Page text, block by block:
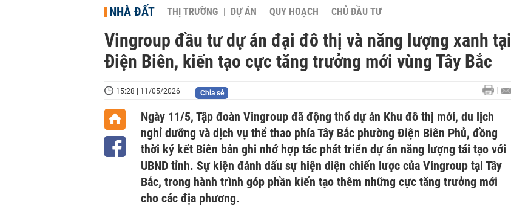
NHÀ ĐẤT THỊ TRƯỜNG DỰ ÁN QUY HOẠCH CHỦ ĐẦU TƯ
Vingroup đầu tư dự án đại đô thị và năng lượng xanh tại
Điện Biên, kiến tạo cực tăng trưởng mới vùng Tây Bắc
15:28 | 11/05/2026 Chia sẻ
Ngày 11/5, Tập đoàn Vingroup đã động thổ dự án Khu đô thị mới, du lịch
nghỉ dưỡng và dịch vụ thể thao phía Tây Bắc phường Điện Biên Phủ, đồng
thời ký kết Biên bản ghi nhớ hợp tác phát triển dự án năng lượng tái tạo với
UBND tỉnh. Sự kiện đánh dấu sự hiện diện chiến lược của Vingroup tại Tây
Bắc, trong hành trình góp phần kiến tạo thêm những cực tăng trưởng mới
cho các địa phương.